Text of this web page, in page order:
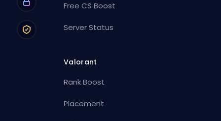
Free CS Boost
Server Status
Valorant
Rank Boost
Placement